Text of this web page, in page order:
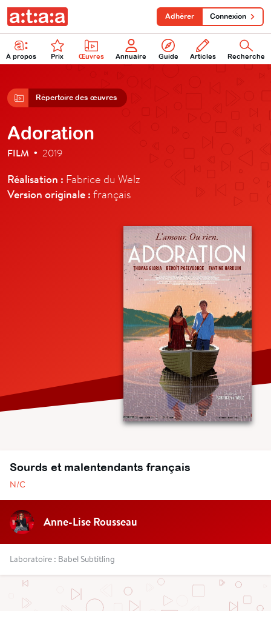
À propos Prix Œuvres Annuaire Guide Articles Recherche
Adhérer Connexion
Répertoire des œuvres
Adoration
FILM • 2019
Réalisation : Fabrice du Welz
Version originale : français
Sourds et malentendants français
N/C
Anne-Lise Rousseau
Laboratoire : Babel Subtitling